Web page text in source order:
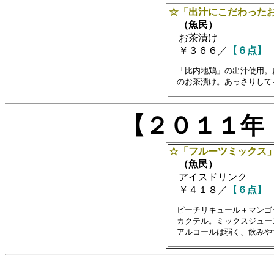
☆「出汁にこだわった
（魚民）
お茶漬け
￥３６６／ 【６点】
「比内地鶏」の出汁使用
【２０１１
☆「フルーツミックス
（魚民）
アイスドリンク
￥４１８／ 【６点】
ピーチリキュール＋マン
カクテル。ミックスジュー